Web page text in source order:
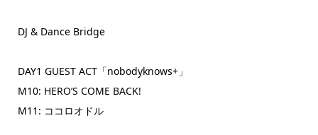
DJ & Dance Bridge
DAY1 GUEST ACT「nobodyknows+」
M10: HERO’S COME BACK!
M11: ココロオドル